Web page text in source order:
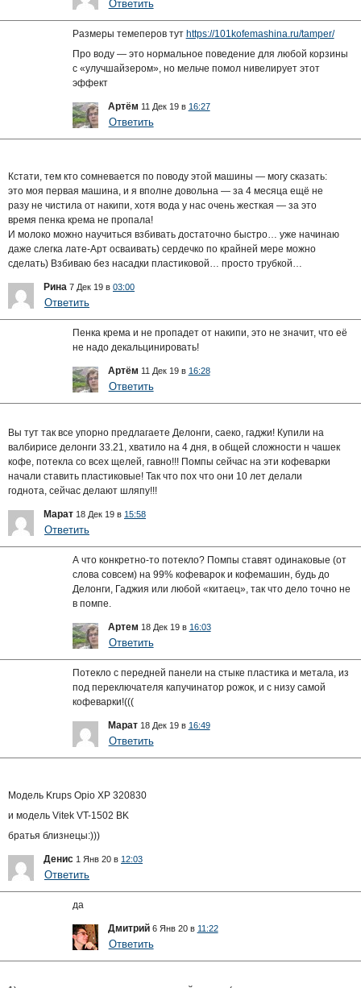
Ответить
Размеры темеперов тут https://101kofemashina.ru/tamper/
Про воду — это нормальное поведение для любой корзины
с «улучшайзером», но мельче помол нивелирует этот
эффект
Артём 11 Дек 19 в 16:27
Ответить
Кстати, тем кто сомневается по поводу этой машины — могу сказать:
это моя первая машина, и я вполне довольна — за 4 месяца ещё не
разу не чистила от накипи, хотя вода у нас очень жесткая — за это
время пенка крема не пропала!
И молоко можно научиться взбивать достаточно быстро… уже начинаю
даже слегка лате-Арт осваивать) сердечко по крайней мере можно
сделать) Взбиваю без насадки пластиковой… просто трубкой…
Рина 7 Дек 19 в 03:00
Ответить
Пенка крема и не пропадет от накипи, это не значит, что её
не надо декальцинировать!
Артём 11 Дек 19 в 16:28
Ответить
Вы тут так все упорно предлагаете Делонги, саеко, гаджи! Купили на
валбирисе делонги 33.21, хватило на 4 дня, в общей сложности н чашек
кофе, потекла со всех щелей, гавно!!! Помпы сейчас на эти кофеварки
начали ставить пластиковые! Так что пох что они 10 лет делали
годнота, сейчас делают шляпу!!!
Марат 18 Дек 19 в 15:58
Ответить
А что конкретно-то потекло? Помпы ставят одинаковые (от
слова совсем) на 99% кофеварок и кофемашин, будь до
Делонги, Гаджия или любой «китаец», так что дело точно не
в помпе.
Артем 18 Дек 19 в 16:03
Ответить
Потекло с передней панели на стыке пластика и метала, из
под переключателя капучинатор рожок, и с низу самой
кофеварки!(((
Марат 18 Дек 19 в 16:49
Ответить
Модель Krups Opio XP 320830
и модель Vitek VT-1502 BK
братья близнецы:)))
Денис 1 Янв 20 в 12:03
Ответить
да
Дмитрий 6 Янв 20 в 11:22
Ответить